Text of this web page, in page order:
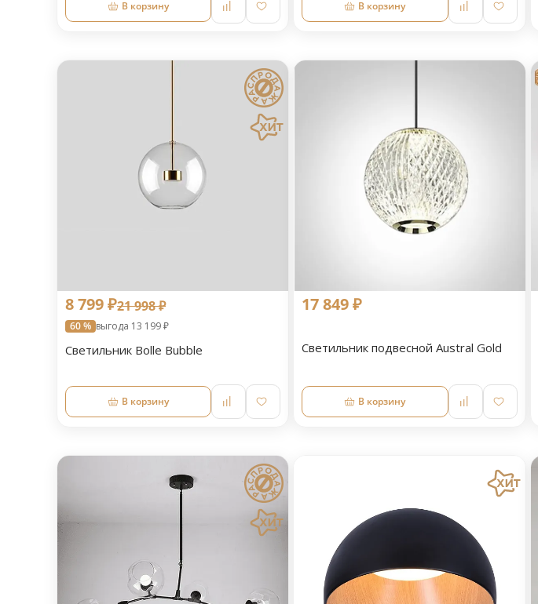
В корзину В корзину
8 799 ₽21 998 ₽
60 % выгода 13 199 ₽
Светильник Bolle Bubble
В корзину
17 849 ₽
Светильник подвесной Austral Gold
В корзину